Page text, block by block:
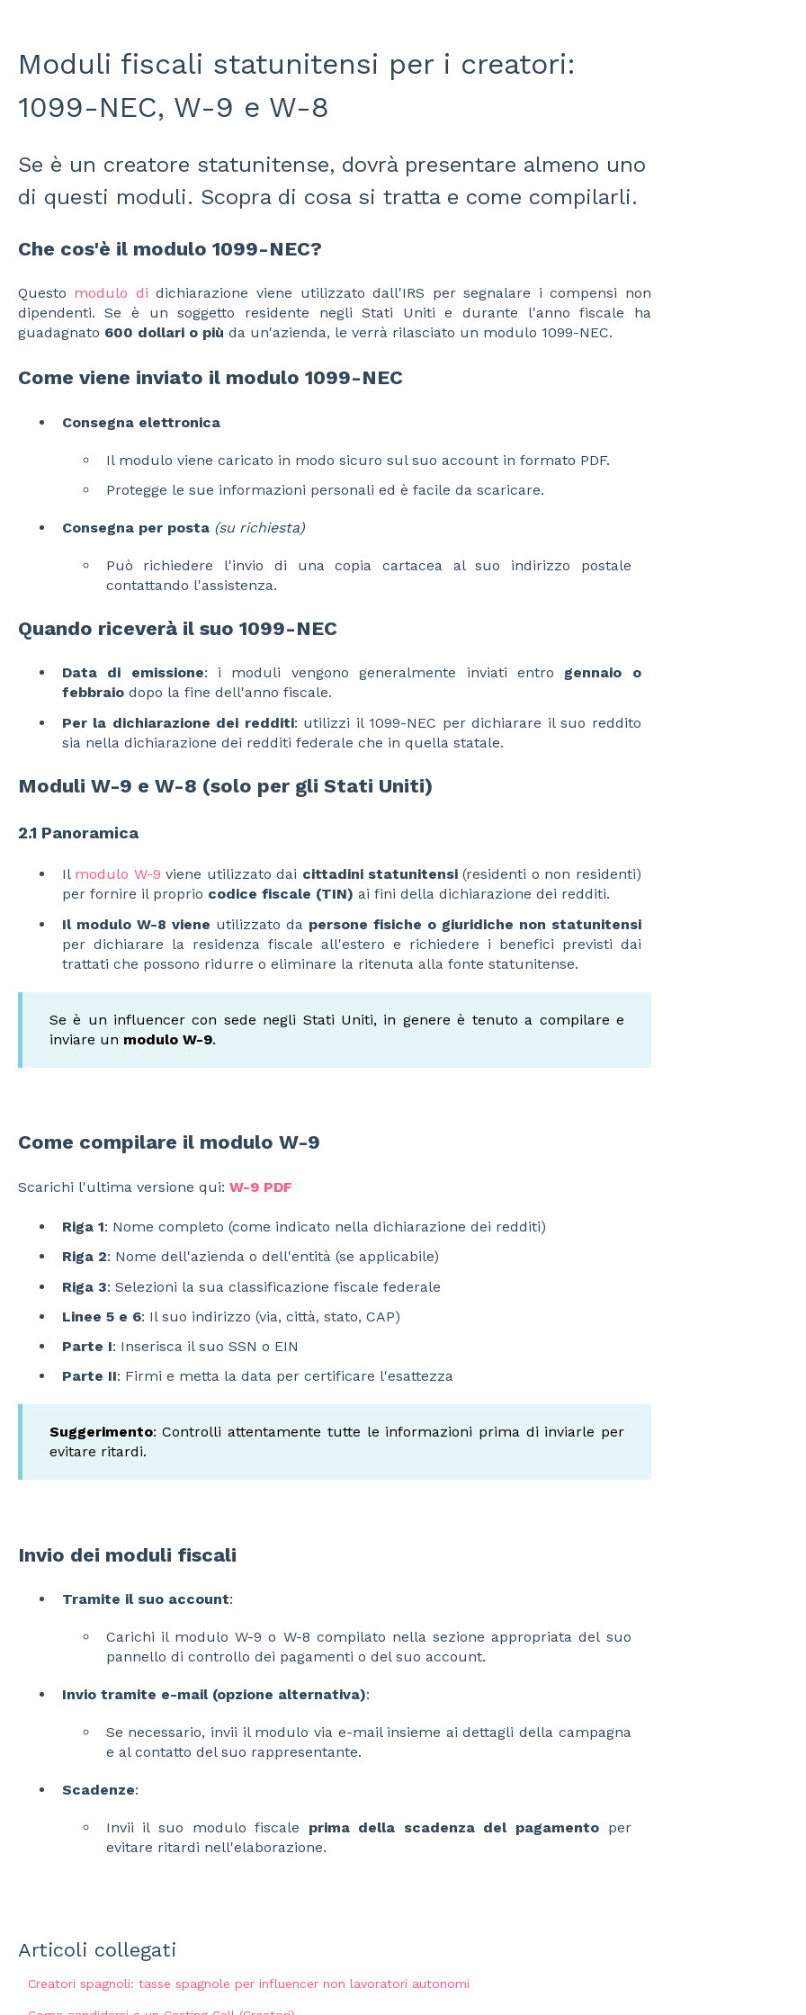
Moduli fiscali statunitensi per i creatori:
1099-NEC, W-9 e W-8
Se è un creatore statunitense, dovrà presentare almeno uno
di questi moduli. Scopra di cosa si tratta e come compilarli.
Che cos'è il modulo 1099-NEC?
Questo modulo di dichiarazione viene utilizzato dall'IRS per segnalare i compensi non
dipendenti. Se è un soggetto residente negli Stati Uniti e durante l'anno fiscale ha
guadagnato 600 dollari o più da un'azienda, le verrà rilasciato un modulo 1099-NEC.
Come viene inviato il modulo 1099-NEC
Consegna elettronica
Il modulo viene caricato in modo sicuro sul suo account in formato PDF.
Protegge le sue informazioni personali ed è facile da scaricare.
Consegna per posta (su richiesta)
Può richiedere l'invio di una copia cartacea al suo indirizzo postale
contattando l'assistenza.
Quando riceverà il suo 1099-NEC
Data di emissione: i moduli vengono generalmente inviati entro gennaio o
febbraiodopo la fine dell'anno fiscale.
Per la dichiarazione dei redditi: utilizzi il 1099-NEC per dichiarare il suo reddito
sia nella dichiarazione dei redditi federale che in quella statale.
Moduli W-9 e W-8 (solo per gli Stati Uniti)
2.1 Panoramica
Il modulo W-9viene utilizzato dai cittadini statunitensi (residenti o non residenti)
per fornire il proprio codice fiscale (TIN) ai fini della dichiarazione dei redditi.
Il modulo W-8 viene utilizzato da persone fisiche o giuridiche non statunitensi
per dichiarare la residenza fiscale all'estero e richiedere i benefici previsti dai
trattati che possono ridurre o eliminare la ritenuta alla fonte statunitense.
Se è un influencer con sede negli Stati Uniti, in genere è tenuto a compilare e
inviare un modulo W-9.
Come compilare il modulo W-9
Scarichi l'ultima versione qui: W-9 PDF
Riga 1: Nome completo (come indicato nella dichiarazione dei redditi)
Riga 2: Nome dell'azienda o dell'entità (se applicabile)
Riga 3: Selezioni la sua classificazione fiscale federale
Linee 5 e 6: Il suo indirizzo (via, città, stato, CAP)
Parte I: Inserisca il suo SSN o EIN
Parte II: Firmi e metta la data per certificare l'esattezza
Suggerimento: Controlli attentamente tutte le informazioni prima di inviarle per
evitare ritardi.
Invio dei moduli fiscali
Tramite il suo account:
Carichi il modulo W-9 o W-8 compilato nella sezione appropriata del suo
pannello di controllo dei pagamenti o del suo account.
Invio tramite e-mail (opzione alternativa):
Se necessario, invii il modulo via e-mail insieme ai dettagli della campagna
e al contatto del suo rappresentante.
Scadenze:
Invii il suo modulo fiscale prima della scadenza del pagamento per
evitare ritardi nell'elaborazione.
Articoli collegati
Creatori spagnoli: tasse spagnole per influencer non lavoratori autonomi